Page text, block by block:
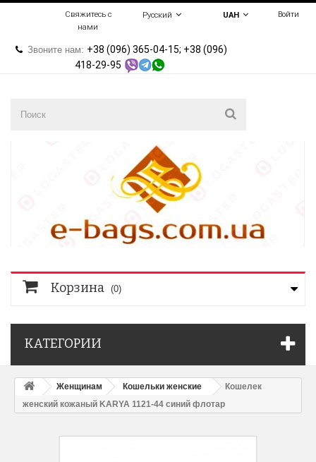
Войти
UAH
Русский
Свяжитесь с
нами
Звоните нам: +38 (096) 365-04-15; +38 (096)
418-29-95
Корзина (0)
КАТЕГОРИИ
Женщинам Кошельки женские
Кошелек
женский кожаный KARYA 1121-44 синий флотар